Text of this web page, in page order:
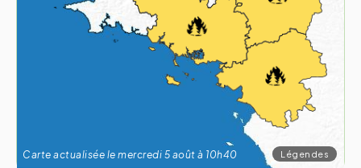
Carte actualisée le mercredi 5 août à 10h40 Légendes